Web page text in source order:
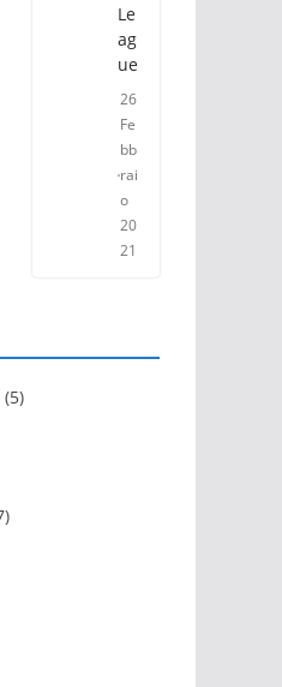
Le
ag
ue
26
Fe
bb
rai
o
20
21
(5)